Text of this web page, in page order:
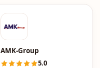
AMK-Group
5.0